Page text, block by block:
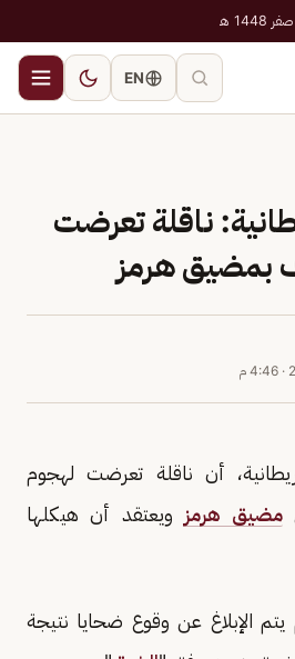
EN
ناقلة تعرضت
بمضيق هرمز
· 4:46 م
أن ناقلة تعرضت لهجوم
مضيق هرمز ويعتقد أن هيكلها
يتم الإبلاغ عن وقوع ضحايا نتيجة